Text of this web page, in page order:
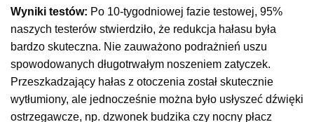
Wyniki testów: Po 10-tygodniowej fazie testowej, 95%
naszych testerów stwierdziło, że redukcja hałasu była
bardzo skuteczna. Nie zauważono podrażnień uszu
spowodowanych długotrwałym noszeniem zatyczek.
Przeszkadzający hałas z otoczenia został skutecznie
wytłumiony, ale jednocześnie można było usłyszeć dźwięki
ostrzegawcze, np. dzwonek budzika czy nocny płacz